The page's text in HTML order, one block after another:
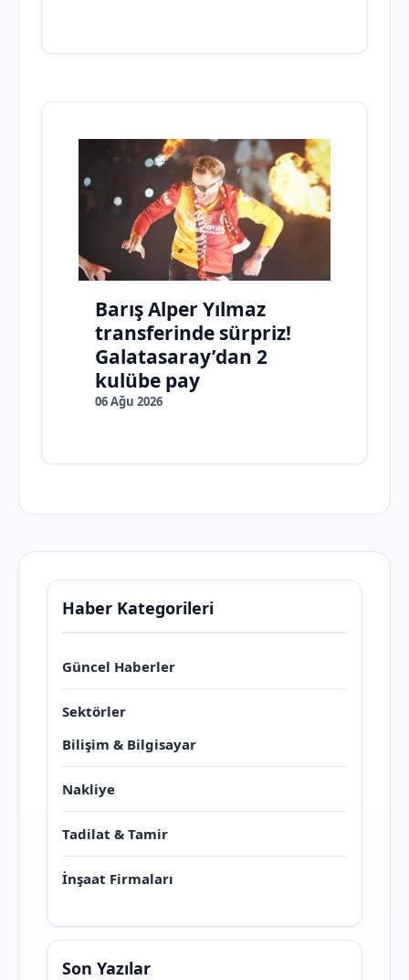
Barış Alper Yılmaz
transferinde sürpriz!
Galatasaray’dan 2
kulübe pay
06 Ağu 2026
Haber Kategorileri
Güncel Haberler
Sektörler
Bilişim & Bilgisayar
Nakliye
Tadilat & Tamir
İnşaat Firmaları
Son Yazılar